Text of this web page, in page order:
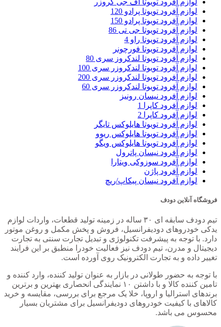
لوازم آفرود تویوتا اف جی کروزر
لوازم آفرود تویوتا پرادو 120
لوازم آفرود تویوتا پرادو 150
لوازم آفرود تویوتا جی تی 86
لوازم آفرود تویوتا راو 4
لوازم آفرود تویوتا فورچونر
لوازم آفرود تویوتا لندکروز سری 80
لوازم آفرود تویوتا لندکروزر سری 100
لوازم آفرود تویوتا لندکروزر سری 200
لوازم آفرود تویوتا لندکروزر سری 60
لوازم آفرود نیسان رونیز
لوازم آفرود کاپرا 1
لوازم آفرود کاپرا 2
لوازم آفرود تویوتا هایلوکس تایگر
لوازم آفرود تویوتا هایلوکس ریوو
لوازم آفرود تویوتا هایلوکس ویگو
لوازم آفرود نیسان پاترول
لوازم آفرود سوزوکی ویتارا
لوازم آفرود پاژن
لوازم آفرود نیسان پیکاپ/ریچ
فروشگاه آنلاین دودف
تیم دودف سابقه ای ۳۰ ساله در زمینه تولید قطعات، واردات لوازم
یدکی خودروهای دودیفرانسیل، فروش و پخش مکمل و روغن موتور
دارد. با توجه به پیشرفت تکنولوژی و تبدیل تجارت سنتی به تجارت
دیجیتال و مدرن، تیم دودف نیز فعالیت خودرا منطبق بر این فرایند
تغییر داده و به تجارت الکترونیک روی آورده است.
با توجه به حضور طولانی در بازار به عنوان تولید کننده، وارد کننده و
تامین کننده کالا و با داشتن ۱۰ نمایندگی انحصاری بهترین و برترین
برندهای استرالیا و اروپا، خلا یک مرجع برای بررسی، مقایسه و خرید
کالاهای با کیفیت خودروهای دودیفرانسیل برای مشتریان بسیار
محسوس می باشد.